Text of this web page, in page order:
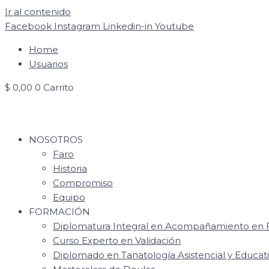
Ir al contenido
Facebook Instagram Linkedin-in Youtube
Home
Usuarios
$ 0,00 0 Carrito
NOSOTROS
Faro
Historia
Compromiso
Equipo
FORMACIÓN
Diplomatura Integral en Acompañamiento en
Curso Experto en Validación
Diplomado en Tanatología Asistencial y